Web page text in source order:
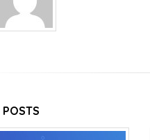
POSTS